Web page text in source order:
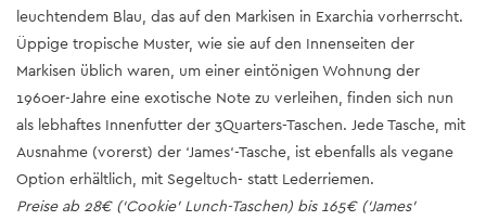
leuchtendem Blau, das auf den Markisen in Exarchia vorherrscht.
Üppige tropische Muster, wie sie auf den Innenseiten der
Markisen üblich waren, um einer eintönigen Wohnung der
1960er-Jahre eine exotische Note zu verleihen, finden sich nun
als lebhaftes Innenfutter der 3Quarters-Taschen. Jede Tasche, mit
Ausnahme (vorerst) der ‘James‘-Tasche, ist ebenfalls als vegane
Option erhältlich, mit Segeltuch- statt Lederriemen.
Preise ab 28€ (‘Cookie’ Lunch-Taschen) bis 165€ (‘James’